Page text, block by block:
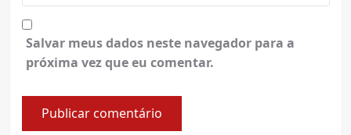
Salvar meus dados neste navegador para a
próxima vez que eu comentar.